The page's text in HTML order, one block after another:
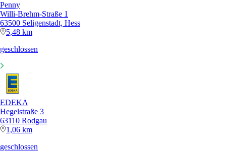
Penny
Willi-Brehm-Straße 1
63500 Seligenstadt, Hess
5,48 km
geschlossen
EDEKA
Hegelstraße 3
63110 Rodgau
1,06 km
geschlossen